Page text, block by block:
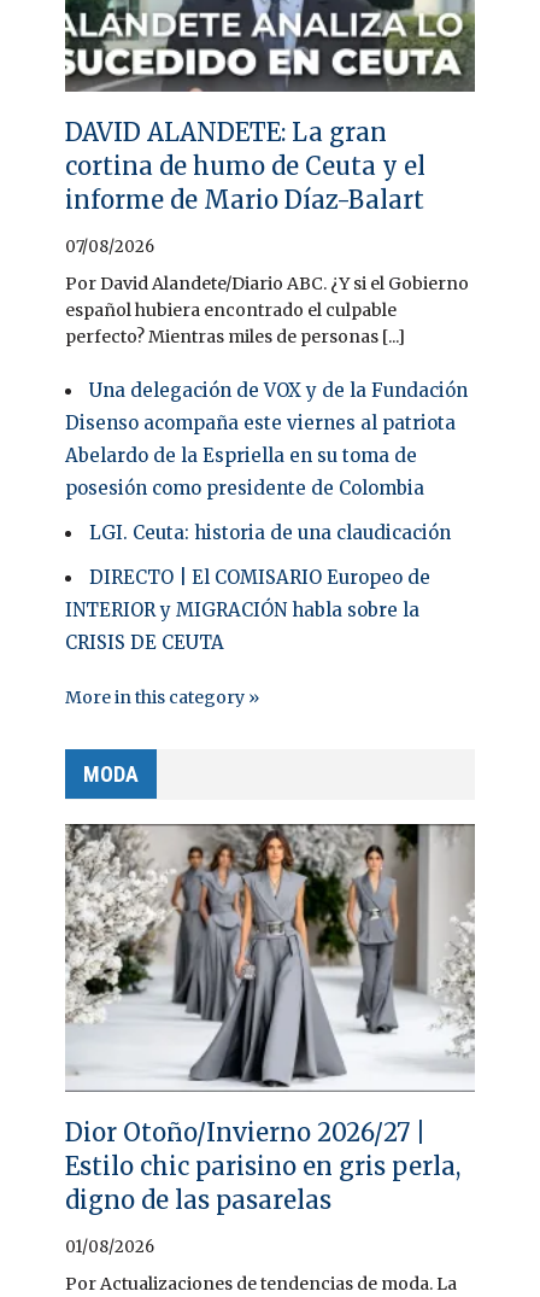
DAVID ALANDETE: La gran
cortina de humo de Ceuta y el
informe de Mario Díaz-Balart
07/08/2026
Por David Alandete/Diario ABC. ¿Y si el Gobierno
español hubiera encontrado el culpable
perfecto? Mientras miles de personas [...]
Una delegación de VOX y de la Fundación
Disenso acompaña este viernes al patriota
Abelardo de la Espriella en su toma de
posesión como presidente de Colombia
LGI. Ceuta: historia de una claudicación
DIRECTO | El COMISARIO Europeo de
INTERIOR y MIGRACIÓN habla sobre la
CRISIS DE CEUTA
More in this category »
MODA
Dior Otoño/Invierno 2026/27 |
Estilo chic parisino en gris perla,
digno de las pasarelas
01/08/2026
Por Actualizaciones de tendencias de moda. La